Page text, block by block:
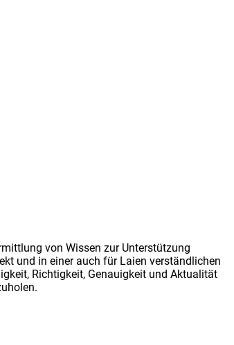
von Wissen zur Unterstützung
und in einer auch für Laien verständlichen
Richtigkeit, Genauigkeit und Aktualität